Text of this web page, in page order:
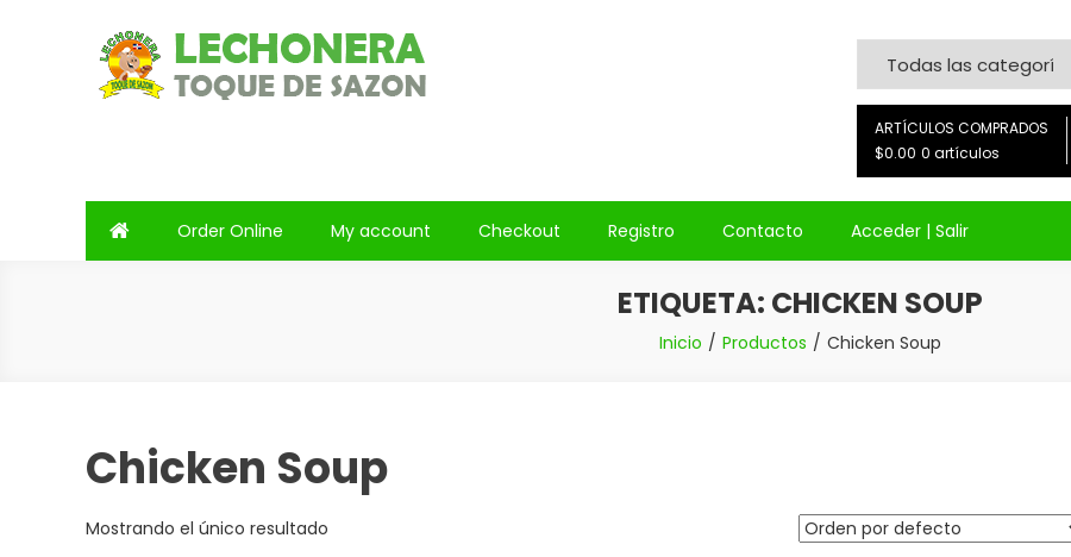
ARTÍCULOS COMPRADOS
$0.00 0 artículos
Order Online My account Checkout Registro Contacto Acceder | Salir
ETIQUETA: CHICKEN SOUP
Inicio Productos Chicken Soup
Chicken Soup
Mostrando el único resultado